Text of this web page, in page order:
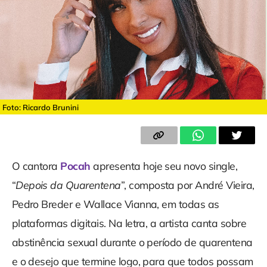
Foto: Ricardo Brunini
O cantora Pocah apresenta hoje seu novo single,
“Depois da Quarentena”, composta por André Vieira,
Pedro Breder e Wallace Vianna, em todas as
plataformas digitais. Na letra, a artista canta sobre
abstinência sexual durante o período de quarentena
e o desejo que termine logo, para que todos possam